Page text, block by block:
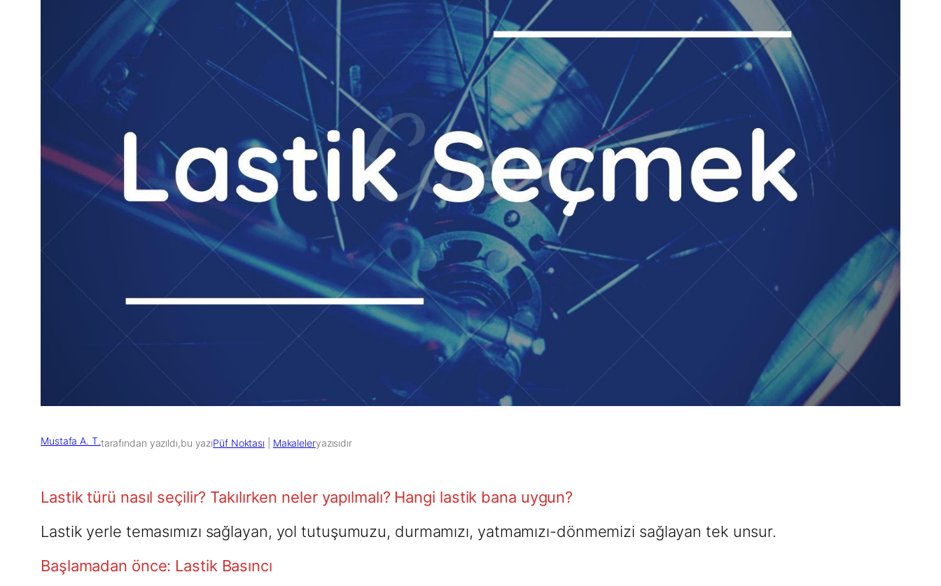
Mustafa A. T.tarafından yazıldı,bu yazıPüf Noktası Makaleleryazısıdır
Lastik türü nasıl seçilir? Takılırken neler yapılmalı? Hangi lastik bana uygun?
Lastik yerle temasımızı sağlayan, yol tutuşumuzu, durmamızı, yatmamızı-dönmemizi sağlayan tek unsur.
Başlamadan önce: Lastik Basıncı